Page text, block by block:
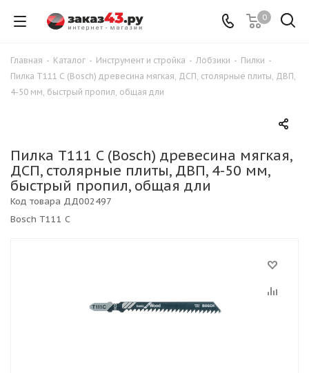
0
Главная - Каталог - Инструмент и стройка - Лобзики - Пилки -
Пилка Т111 C (Bosch) древесина мягкая, ДСП, столярные плиты, ДВП,
4-50 мм, быстрый пропил, общая дли
Пилка Т111 C (Bosch) древесина мягкая,
ДСП, столярные плиты, ДВП, 4-50 мм,
быстрый пропил, общая дли
Bosch T111 C
Код товара ДД002497